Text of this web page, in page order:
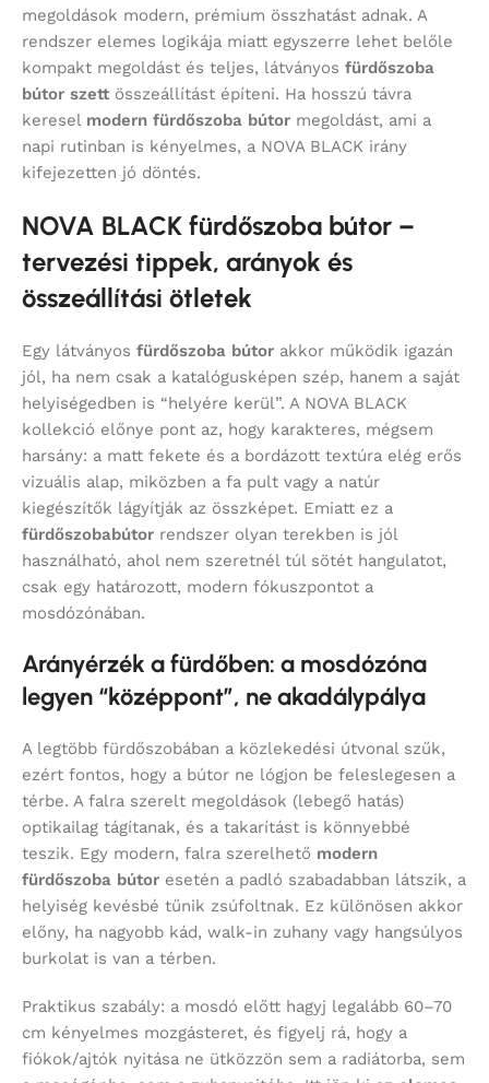
megoldások modern, prémium összhatást adnak. A
rendszer elemes logikája miatt egyszerre lehet belőle
kompakt megoldást és teljes, látványos fürdőszoba
bútor szett összeállítást építeni. Ha hosszú távra
keresel modern fürdőszoba bútor megoldást, ami a
napi rutinban is kényelmes, a NOVA BLACK irány
kifejezetten jó döntés.
NOVA BLACK fürdőszoba bútor –
tervezési tippek, arányok és
összeállítási ötletek
Egy látványos fürdőszoba bútor akkor működik igazán
jól, ha nem csak a katalógusképen szép, hanem a saját
helyiségedben is “helyére kerül”. A NOVA BLACK
kollekció előnye pont az, hogy karakteres, mégsem
harsány: a matt fekete és a bordázott textúra elég erős
vizuális alap, miközben a fa pult vagy a natúr
kiegészítők lágyítják az összképet. Emiatt ez a
fürdőszobabútor rendszer olyan terekben is jól
használható, ahol nem szeretnél túl sötét hangulatot,
csak egy határozott, modern fókuszpontot a
mosdózónában.
Arányérzék a fürdőben: a mosdózóna
legyen “középpont”, ne akadálypálya
A legtöbb fürdőszobában a közlekedési útvonal szűk,
ezért fontos, hogy a bútor ne lógjon be feleslegesen a
térbe. A falra szerelt megoldások (lebegő hatás)
optikailag tágítanak, és a takarítást is könnyebbé
teszik. Egy modern, falra szerelhető modern
fürdőszoba bútor esetén a padló szabadabban látszik, a
helyiség kevésbé tűnik zsúfoltnak. Ez különösen akkor
előny, ha nagyobb kád, walk-in zuhany vagy hangsúlyos
burkolat is van a térben.
Praktikus szabály: a mosdó előtt hagyj legalább 60–70
cm kényelmes mozgásteret, és figyelj rá, hogy a
fiókok/ajtók nyitása ne ütközzön sem a radiátorba, sem